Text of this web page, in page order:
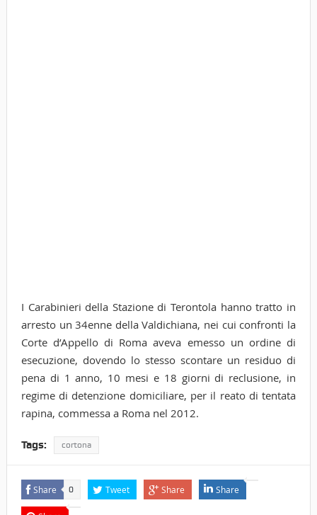
I Carabinieri della Stazione di Terontola hanno tratto in
arresto un 34enne della Valdichiana, nei cui confronti la
Corte d’Appello di Roma aveva emesso un ordine di
esecuzione, dovendo lo stesso scontare un residuo di
pena di 1 anno, 10 mesi e 18 giorni di reclusione, in
regime di detenzione domiciliare, per il reato di tentata
rapina, commessa a Roma nel 2012.
Tags: cortona
Share 0 Tweet Share Share